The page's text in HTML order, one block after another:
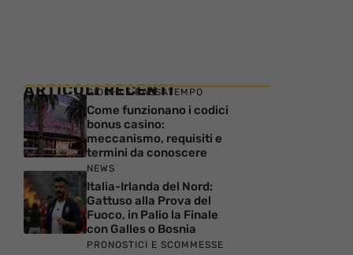
ARTICOLI RECENTI
GIOCHI E PASSATEMPO
Come funzionano i codici
bonus casino:
meccanismo, requisiti e
termini da conoscere
NEWS
Italia-Irlanda del Nord:
Gattuso alla Prova del
Fuoco, in Palio la Finale
con Galles o Bosnia
PRONOSTICI E SCOMMESSE